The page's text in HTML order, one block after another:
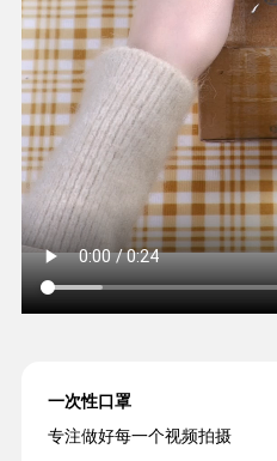
一次性口罩
专注做好每一个视频拍摄